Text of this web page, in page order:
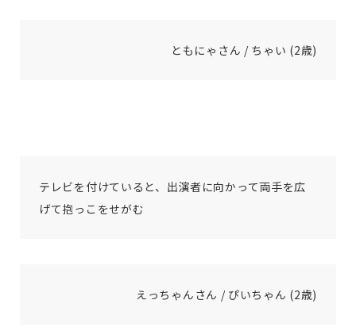
ともにゃさん / ちゃい (2歳)
テレビを付けていると、出演者に向かって両手を広
げて抱っこをせがむ
えっちゃんさん / ぴいちゃん (2歳)